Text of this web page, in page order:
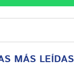
MÁS LEÍDAS